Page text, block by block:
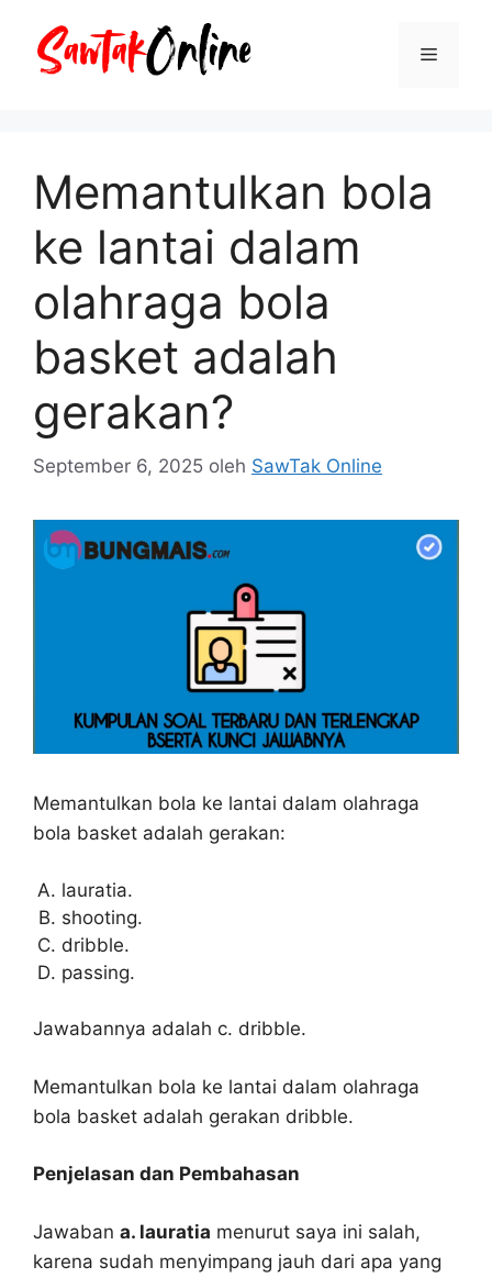
Menu
Memantulkan bola
ke lantai dalam
olahraga bola
basket adalah
gerakan?
September 6, 2025 oleh SawTak Online
Memantulkan bola ke lantai dalam olahraga
bola basket adalah gerakan:
lauratia.
shooting.
dribble.
passing.
Jawabannya adalah c. dribble.
Memantulkan bola ke lantai dalam olahraga
bola basket adalah gerakan dribble.
Penjelasan dan Pembahasan
Jawaban a. lauratia menurut saya ini salah,
karena sudah menyimpang jauh dari apa yang